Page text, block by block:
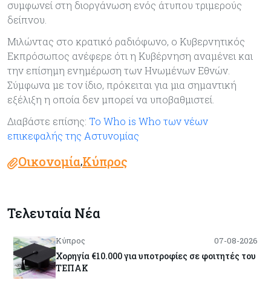
συμφωνεί στη διοργάνωση ενός άτυπου τριμερούς
δείπνου.
Μιλώντας στο κρατικό ραδιόφωνο, ο Κυβερνητικός
Εκπρόσωπος ανέφερε ότι η Κυβέρνηση αναμένει και
την επίσημη ενημέρωση των Ηνωμένων Εθνών.
Σύμφωνα με τον ίδιο, πρόκειται για μια σημαντική
εξέλιξη η οποία δεν μπορεί να υποβαθμιστεί.
Διαβάστε επίσης: Το Who is Who των νέων
επικεφαλής της Αστυνομίας
Οικονομία,Κύπρος
Τελευταία Νέα
Κύπρος 07-08-2026
Χορηγία €10.000 για υποτροφίες σε φοιτητές του
ΤΕΠΑΚ